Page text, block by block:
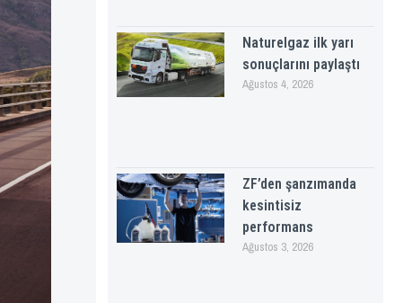
Naturelgaz ilk yarı
sonuçlarını paylaştı
Ağustos 4, 2026
ZF’den şanzımanda
kesintisiz
performans
Ağustos 3, 2026